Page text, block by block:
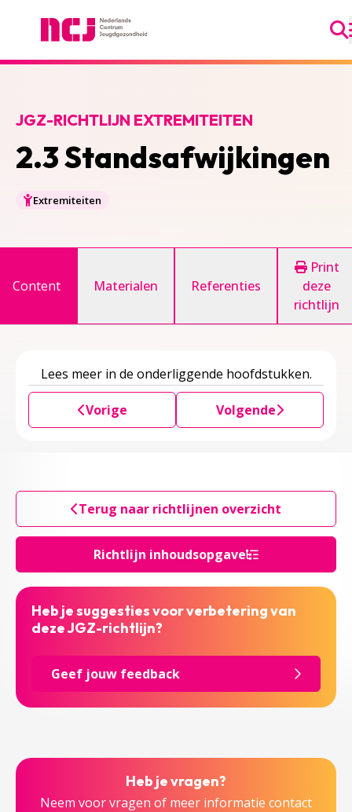
2.3 Standsafwijkingen
JGZ-RICHTLIJN EXTREMITEITEN
Extremiteiten
Richtlijn inhoudsopgave
Content Materialen Referenties
Print
deze
richtlijn
Lees meer in de onderliggende hoofdstukken.
Vorige Volgende
Terug naar richtlijnen overzicht
Heb je suggesties voor verbetering van
deze JGZ-richtlijn?
Geef jouw feedback
Heb je vragen?
Neem voor vragen of meer informatie contact